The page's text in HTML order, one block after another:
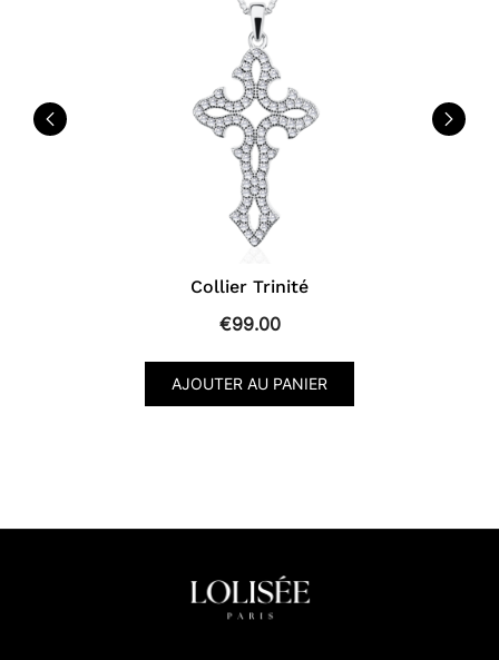
Collier Trinité
€99.00
AJOUTER AU PANIER